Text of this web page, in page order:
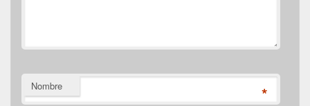
Nombre *